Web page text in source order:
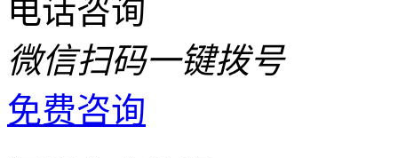
电话咨询
微信扫码一键拨号
免费咨询